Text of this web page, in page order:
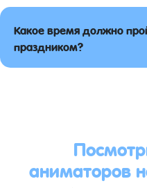
Какое время должно
праздником?
аниматоров